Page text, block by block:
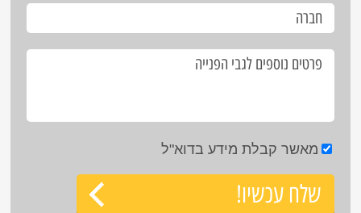
מאשר קבלת מידע בדוא"ל
שלח עכשיו!